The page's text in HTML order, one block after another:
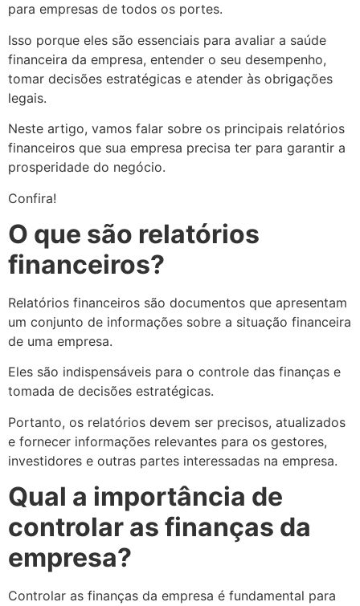
para empresas de todos os portes.
Isso porque eles são essenciais para avaliar a saúde
financeira da empresa, entender o seu desempenho,
tomar decisões estratégicas e atender às obrigações
legais.
Neste artigo, vamos falar sobre os principais relatórios
financeiros que sua empresa precisa ter para garantir a
prosperidade do negócio.
Confira!
O que são relatórios
financeiros?
Relatórios financeiros são documentos que apresentam
um conjunto de informações sobre a situação financeira
de uma empresa.
Eles são indispensáveis para o controle das finanças e
tomada de decisões estratégicas.
Portanto, os relatórios devem ser precisos, atualizados
e fornecer informações relevantes para os gestores,
investidores e outras partes interessadas na empresa.
Qual a importância de
controlar as finanças da
empresa?
Controlar as finanças da empresa é fundamental para